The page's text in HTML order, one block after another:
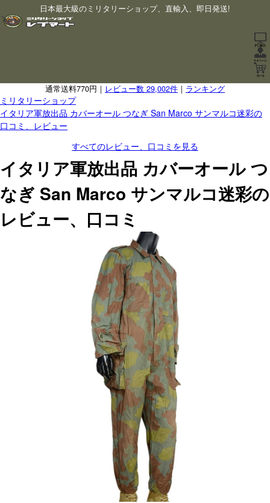
日本最大級のミリタリーショップ、直輸入、即日発送!
通常送料770円｜ レビュー数 29,002件 ｜ ランキング
ミリタリーショップ
イタリア軍放出品 カバーオール つなぎ San Marco サンマルコ迷彩の
口コミ、レビュー
すべてのレビュー、口コミを見る
イタリア軍放出品 カバーオール つ
なぎ San Marco サンマルコ迷彩の
レビュー、口コミ